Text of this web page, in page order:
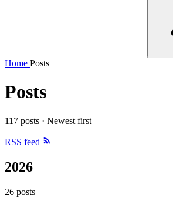
Home Posts
Posts
117 posts · Newest first
RSS feed
2026
26 posts